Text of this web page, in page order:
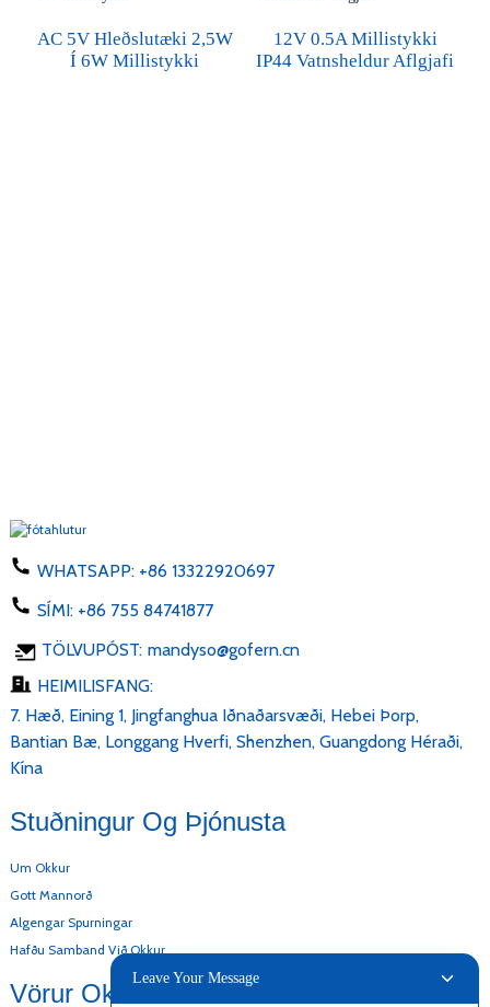
AC 5V Hleðslutæki 2,5W
Í 6W Millistykki
12V 0.5A Millistykki
IP44 Vatnsheldur Aflgjafi
WHATSAPP: +86 13322920697
SÍMI: +86 755 84741877
TÖLVUPÓST: mandyso@gofern.cn
HEIMILISFANG:
7. Hæð, Eining 1, Jingfanghua Iðnaðarsvæði, Hebei Þorp,
Bantian Bæ, Longgang Hverfi, Shenzhen, Guangdong Héraði,
Kína
Stuðningur Og Þjónusta
Um Okkur
Gott Mannorð
Algengar Spurningar
Hafðu Samband Við Okkur
Vörur Okkar
Leave Your Message